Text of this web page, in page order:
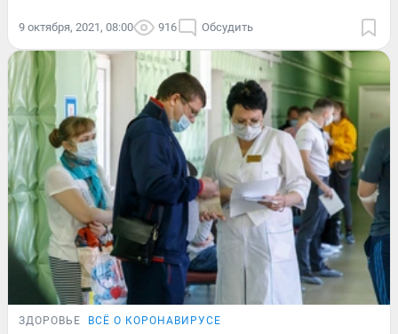
9 октября, 2021, 08:00 916 Обсудить
ЗДОРОВЬЕ ВСЁ О КОРОНАВИРУСЕ